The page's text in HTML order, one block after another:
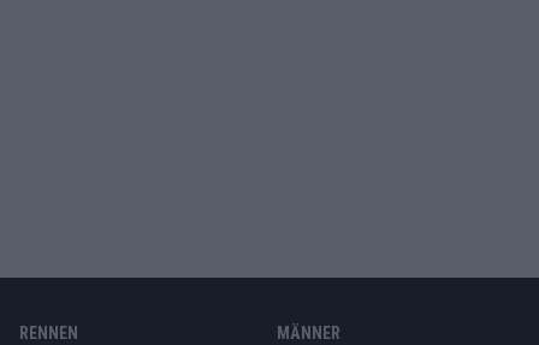
RENNEN MÄNNER